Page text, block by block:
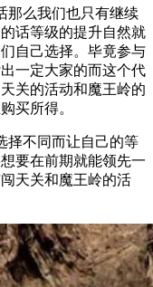
那么我们也只有继续
话等级的提升自然就
自己选择。毕竟参与
一定大家的而这个代
关的活动和魔王岭的
买所得。
择不同而让自己的等
要在前期就能领先一
天关和魔王岭的活